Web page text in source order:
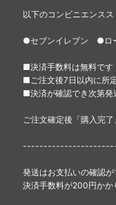
以下のコンビニエンスス
●セブンイレブン ●ロ
■決済手数料は無料です
■ご注文後7日以内に所
■決済が確認でき次第発
ご注文確定後「購入完
発送はお支払いの確認が
決済手数料が200円かか